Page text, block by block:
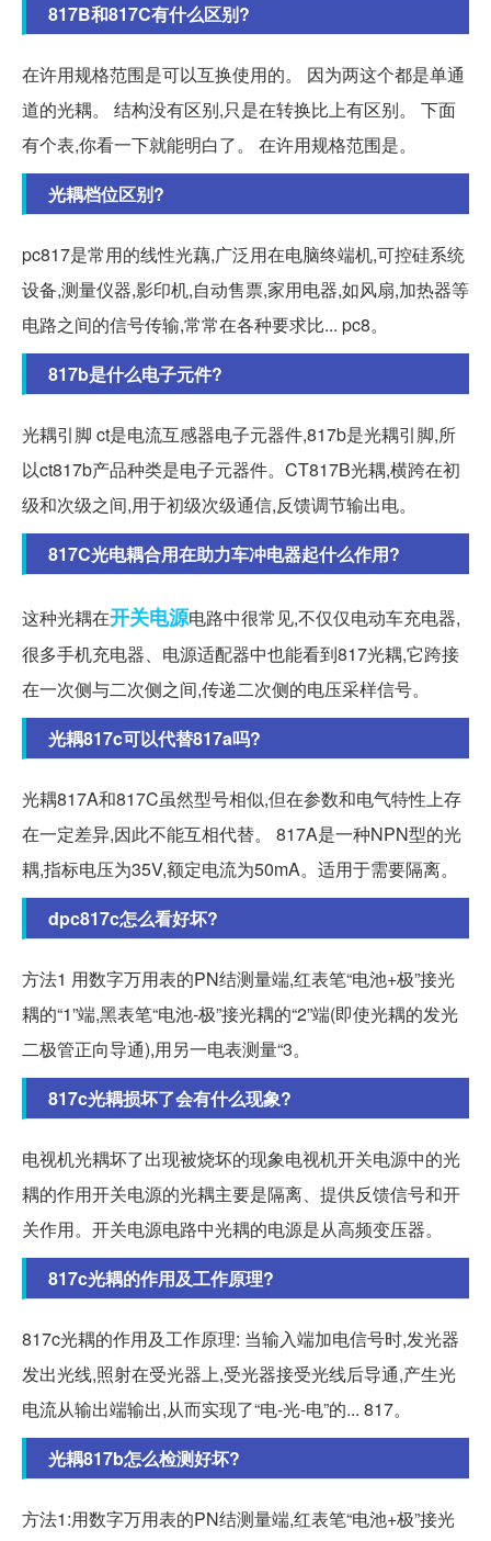
817B和817C有什么区别?
在许用规格范围是可以互换使用的。 因为两这个都是单通
道的光耦。 结构没有区别,只是在转换比上有区别。 下面
有个表,你看一下就能明白了。 在许用规格范围是。
光耦档位区别?
pc817是常用的线性光藕,广泛用在电脑终端机,可控硅系统
设备,测量仪器,影印机,自动售票,家用电器,如风扇,加热器等
电路之间的信号传输,常常在各种要求比... pc8。
817b是什么电子元件?
光耦引脚 ct是电流互感器电子元器件,817b是光耦引脚,所
以ct817b产品种类是电子元器件。CT817B光耦,横跨在初
级和次级之间,用于初级次级通信,反馈调节输出电。
817C光电耦合用在助力车冲电器起什么作用?
这种光耦在开关电源电路中很常见,不仅仅电动车充电器,
很多手机充电器、电源适配器中也能看到817光耦,它跨接
在一次侧与二次侧之间,传递二次侧的电压采样信号。
光耦817c可以代替817a吗?
光耦817A和817C虽然型号相似,但在参数和电气特性上存
在一定差异,因此不能互相代替。 817A是一种NPN型的光
耦,指标电压为35V,额定电流为50mA。适用于需要隔离。
dpc817c怎么看好坏?
方法1 用数字万用表的PN结测量端,红表笔“电池+极”接光
耦的“1”端,黑表笔“电池-极”接光耦的“2”端(即使光耦的发光
二极管正向导通),用另一电表测量“3。
817c光耦损坏了会有什么现象?
电视机光耦坏了出现被烧坏的现象电视机开关电源中的光
耦的作用开关电源的光耦主要是隔离、提供反馈信号和开
关作用。开关电源电路中光耦的电源是从高频变压器。
817c光耦的作用及工作原理?
817c光耦的作用及工作原理: 当输入端加电信号时,发光器
发出光线,照射在受光器上,受光器接受光线后导通,产生光
电流从输出端输出,从而实现了“电-光-电”的... 817。
光耦817b怎么检测好坏?
方法1:用数字万用表的PN结测量端,红表笔“电池+极”接光